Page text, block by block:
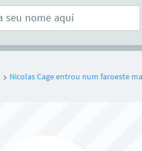
Nicolas Cage entrou num faroeste